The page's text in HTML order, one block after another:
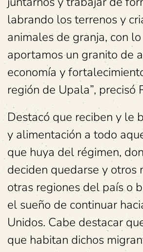
labrando los terrenos y
animales de granja, con
aportamos un granito de
economía y
región de Upala”, precisó
Destacó que reciben y le
y alimentación a todo
que huya del régimen,
deciden quedarse y otros
otras regiones del país o
el sueño de continuar
Unidos. Cabe destacar
que habitan dichos